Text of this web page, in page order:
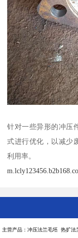
针对一些异形的冲压
式进行优化，以减少
利用率。
主营产品：冲压法兰毛坯 热扩